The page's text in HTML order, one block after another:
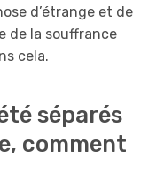
d’étrange et de
de la souffrance
cela.
séparés
comment